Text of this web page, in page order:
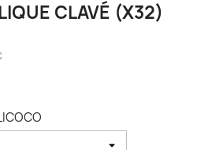
CLAVÉ (X32)